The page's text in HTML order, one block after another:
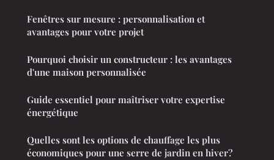
Fenêtres sur mesure : personnalisation et
avantages pour votre projet
Pourquoi choisir un constructeur : les avantages
d'une maison personnalisée
Guide essentiel pour maîtriser votre expertise
énergétique
Quelles sont les options de chauffage les plus
économiques pour une serre de jardin en hiver?